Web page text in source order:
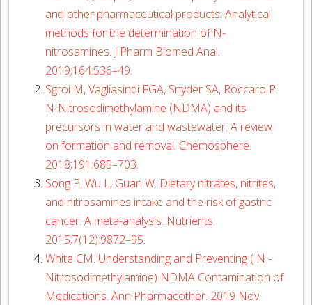
and other pharmaceutical products: Analytical
methods for the determination of N-
nitrosamines. J Pharm Biomed Anal.
2019;164:536–49.
Sgroi M, Vagliasindi FGA, Snyder SA, Roccaro P.
N-Nitrosodimethylamine (NDMA) and its
precursors in water and wastewater: A review
on formation and removal. Chemosphere.
2018;191:685–703.
Song P, Wu L, Guan W. Dietary nitrates, nitrites,
and nitrosamines intake and the risk of gastric
cancer: A meta-analysis. Nutrients.
2015;7(12):9872–95.
White CM. Understanding and Preventing ( N -
Nitrosodimethylamine) NDMA Contamination of
Medications. Ann Pharmacother. 2019 Nov